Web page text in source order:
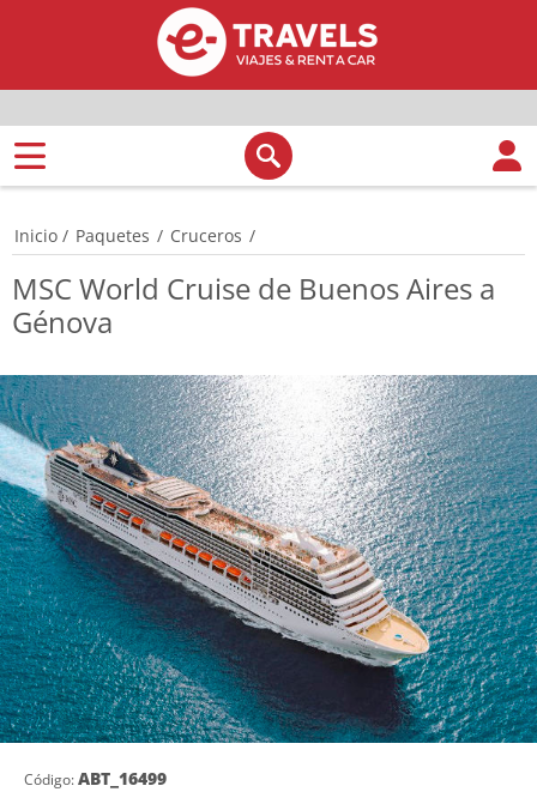
Inicio / Paquetes / Cruceros /
MSC World Cruise de Buenos Aires a
Génova
Código:ABT_16499